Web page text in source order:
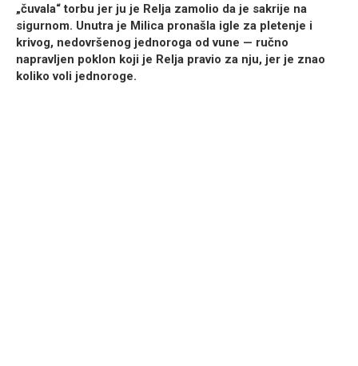
„čuvala“ torbu jer ju je Relja zamolio da je sakrije na
sigurnom. Unutra je Milica pronašla igle za pletenje i
krivog, nedovršenog jednoroga od vune — ručno
napravljen poklon koji je Relja pravio za nju, jer je znao
koliko voli jednoroge.